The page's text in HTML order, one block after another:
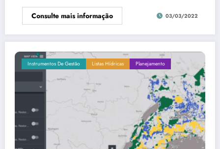
Consulte mais informação 03/03/2022
Instrumentos De Gestão Listas Hídricas Planejamento